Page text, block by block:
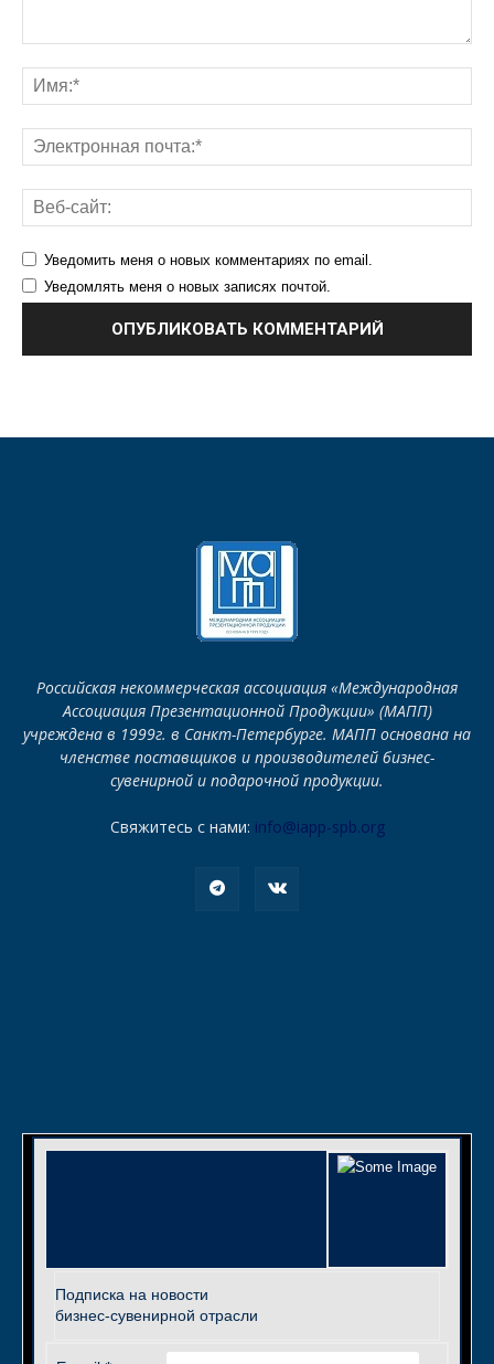
Уведомить меня о новых комментариях по email.
Уведомлять меня о новых записях почтой.
Российская некоммерческая ассоциация «Международная
Ассоциация Презентационной Продукции» (МАПП)
учреждена в 1999г. в Санкт-Петербурге. МАПП основана на
членстве поставщиков и производителей бизнес-
сувенирной и подарочной продукции.
Свяжитесь с нами: info@iapp-spb.org
Подписка на новости
бизнес-сувенирной отрасли